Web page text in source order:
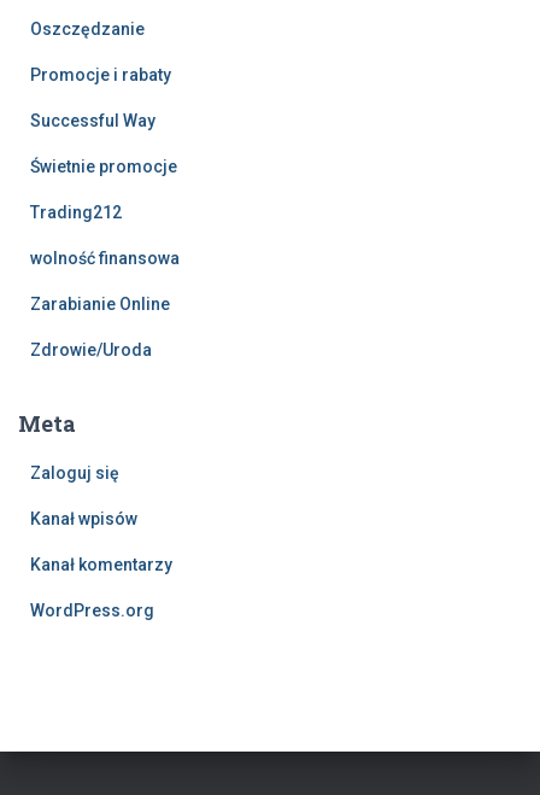
Oszczędzanie
Promocje i rabaty
Successful Way
Świetnie promocje
Trading212
wolność finansowa
Zarabianie Online
Zdrowie/Uroda
Meta
Zaloguj się
Kanał wpisów
Kanał komentarzy
WordPress.org